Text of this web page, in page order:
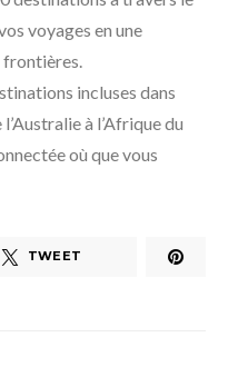
voyages en une
frontières.
incluses dans
à l’Afrique du
où que vous
TWEET